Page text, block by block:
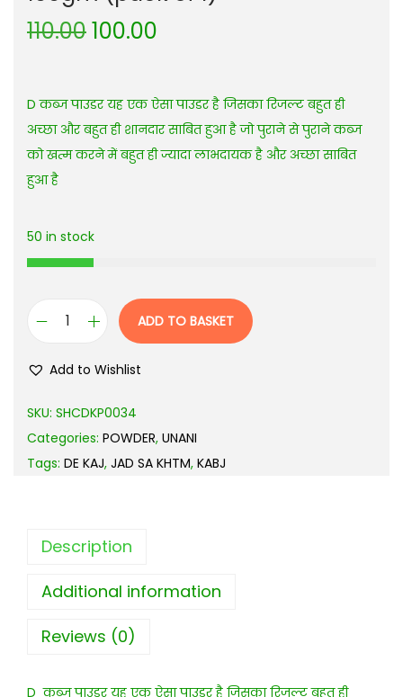
110.00100.00
D कब्ज पाउडर यह एक ऐसा पाउडर है जिसका रिजल्ट बहुत ही
अच्छा और बहुत ही शानदार साबित हुआ है जो पुराने से पुराने कब्ज
को खत्म करने में बहुत ही ज्यादा लाभदायक है और अच्छा साबित
हुआ है
50 in stock
ADD TO BASKET
Add to Wishlist
SKU: SHCDKP0034
Categories: POWDER, UNANI
Tags: DE KAJ, JAD SA KHTM, KABJ
Description
Additional information
Reviews (0)
D कब्ज पाउडर यह एक ऐसा पाउडर है जिसका रिजल्ट बहुत ही